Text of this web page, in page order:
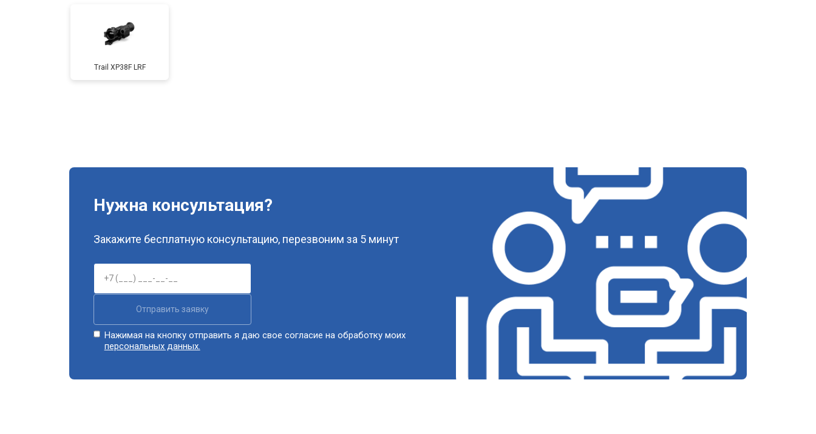
Trail XP38F LRF
Нужна консультация?
Закажите бесплатную консультацию, перезвоним за 5 минут
Отправить заявку
Нажимая на кнопку отправить я даю свое согласие на обработку моих
персональных данных.